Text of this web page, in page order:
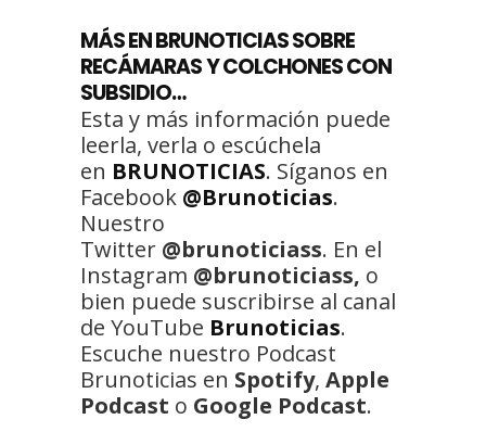
MÁS EN BRUNOTICIAS SOBRE
RECÁMARAS Y COLCHONES CON
SUBSIDIO…
Esta y más información puede
leerla, verla o escúchela
en BRUNOTICIAS. Síganos en
Facebook @Brunoticias.
Nuestro
Twitter @brunoticiass. En el
Instagram @brunoticiass, o
bien puede suscribirse al canal
de YouTube Brunoticias.
Escuche nuestro Podcast
Brunoticias en Spotify, Apple
Podcast o Google Podcast.